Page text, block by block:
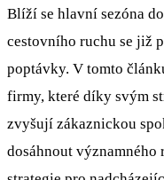
Blíží se hlavní sezóna
cestovního ruchu se již
poptávky. V tomto
firmy, které díky svým
zvyšují zákaznickou
dosáhnout